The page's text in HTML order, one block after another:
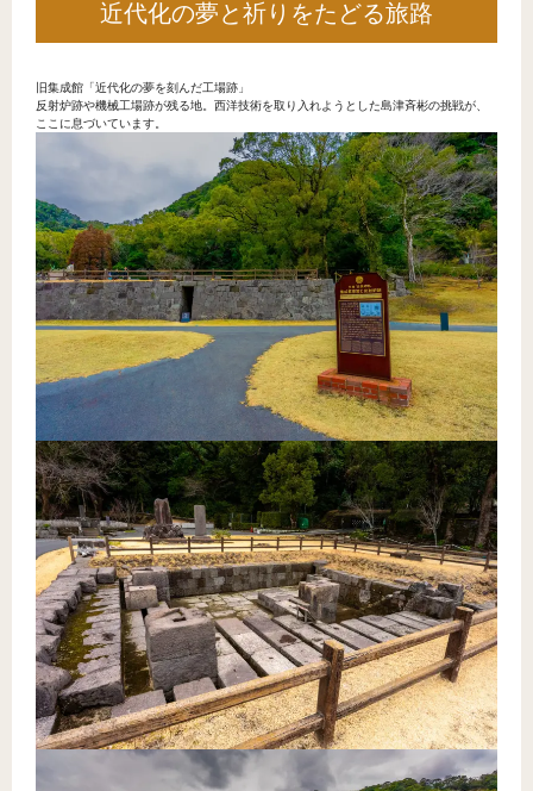
近代化の夢と祈りをたどる旅路
旧集成館「近代化の夢を刻んだ工場跡」
反射炉跡や機械工場跡が残る地。西洋技術を取り入れようとした島津斉彬の挑戦が、
ここに息づいています。